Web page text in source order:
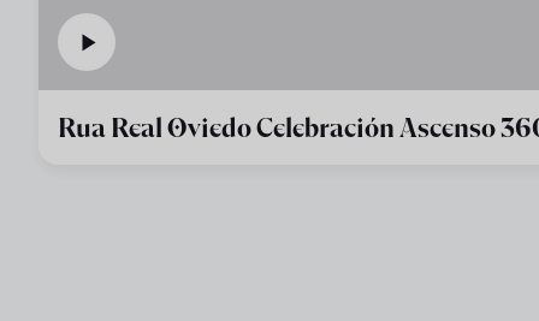
Rua Real Oviedo Celebración Ascenso